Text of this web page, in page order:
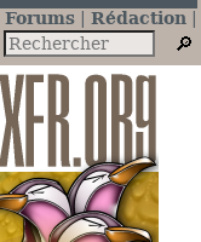
Forums
Rédaction